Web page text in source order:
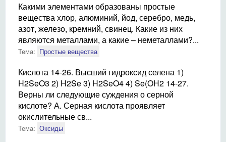
Какими элементами образованы простые
вещества хлор, алюминий, йод, серебро, медь,
азот, железо, кремний, свинец. Какие из них
являются металлами, а какие – неметаллами?...
Тема: Простые вещества
Кислота 14-26. Высший гидроксид селена 1)
H2SeO3 2) H2Se 3) H2SeO4 4) Se(OН2 14-27.
Верны ли следующие суждения о серной
кислоте? А. Серная кислота проявляет
окислительные св...
Тема: Оксиды